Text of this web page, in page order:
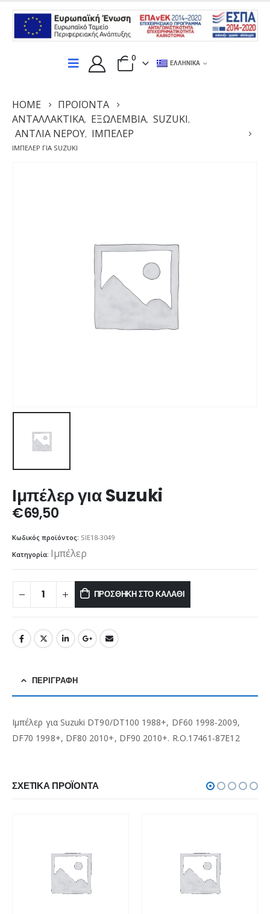
0
ΕΛΛΗΝΙΚΆ
HOME
ΠΡΟΪΌΝΤΑ
ΑΝΤΑΛΛΑΚΤΙΚΆ, ΕΞΩΛΕΜΒΙΑ, SUZUKI,
ΑΝΤΛΊΑ ΝΕΡΟΎ, ΙΜΠΈΛΕΡ
ΙΜΠΈΛΕΡ ΓΙΑ SUZUKI
Ιμπέλερ για Suzuki
€69,50
Κωδικός προϊόντος: SIE18-3049
Κατηγορία: Ιμπέλερ
ΠΡΟΣΘΉΚΗ ΣΤΟ ΚΑΛΆΘΙ
ΠΕΡΙΓΡΑΦΉ
Ιμπέλερ για Suzuki DT90/DT100 1988+, DF60 1998-2009,
DF70 1998+, DF80 2010+, DF90 2010+. R.O.17461-87E12
ΣΧΕΤΙΚΆ ΠΡΟΪΌΝΤΑ